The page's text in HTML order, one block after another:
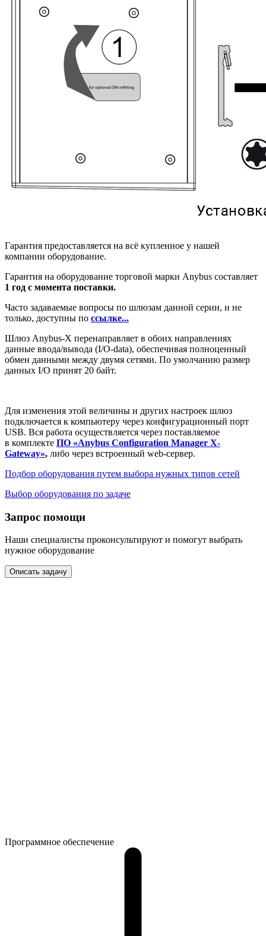
Гарантия предоставляется на всё купленное у нашей
компании оборудование.
Гарантия на оборудование торговой марки Anybus составляет
1 год с момента поставки.
Часто задаваемые вопросы по шлюзам данной серии, и не
только, доступны по ссылке...
Шлюз Anybus-X перенаправляет в обоих направлениях
данные ввода/вывода (I/O-data), обеспечивая полноценный
обмен данными между двумя сетями. По умолчанию размер
данных I/O принят 20 байт.
Для изменения этой величины и других настроек шлюз
подключается к компьютеру через конфигурационный порт
USB. Вся работа осуществляется через поставляемое
в комплекте ПО «Anybus Configuration Manager X-
Gateway», либо через встроенный web-сервер.
Подбор оборудования путем выбора нужных типов сетей
Выбор оборудования по задаче
Запрос помощи
Наши специалисты проконсультируют и помогут выбрать
нужное оборудование
Описать задачу
Программное обеспечение